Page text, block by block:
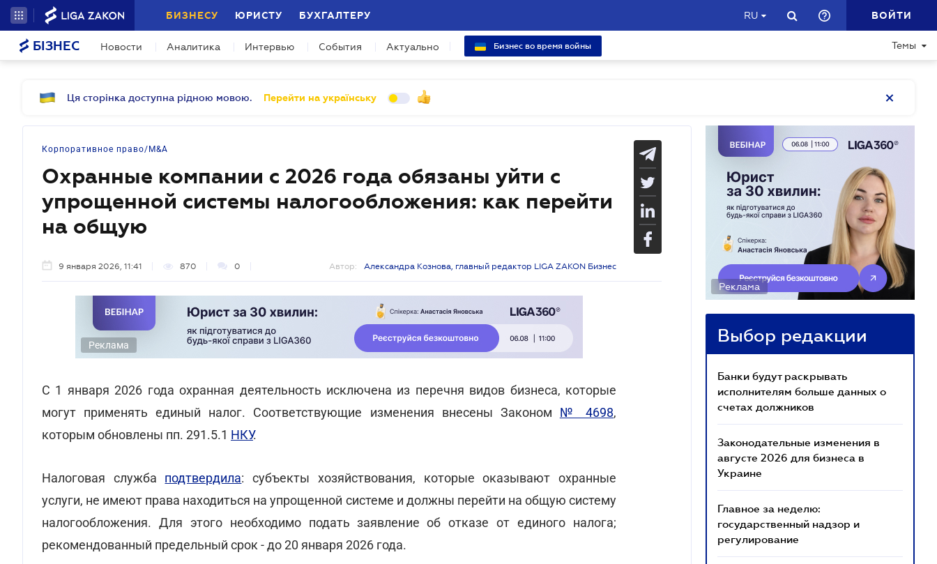
БИЗНЕСУ ЮРИСТУ БУХГАЛТЕРУ RU ВОЙТИ
БІЗНЕС Новости Аналитика Интервью События Актуально Бизнес во время войны Темы
Ця сторінка доступна рідною мовою. Перейти на українську
Корпоративное право/M&A
Охранные компании с 2026 года обязаны уйти с
упрощенной системы налогообложения: как перейти
на общую
9 января 2026, 11:41 870 0 Автор: Александра Кознова, главный редактор LIGA ZAKON Бизнес
Реклама
С 1 января 2026 года охранная деятельность исключена из перечня видов бизнеса, которые
могут применять единый налог. Соответствующие изменения внесены Законом № 4698,
которым обновлены пп. 291.5.1 НКУ.
Налоговая служба подтвердила: субъекты хозяйствования, которые оказывают охранные
услуги, не имеют права находиться на упрощенной системе и должны перейти на общую систему
налогообложения. Для этого необходимо подать заявление об отказе от единого налога;
рекомендованный предельный срок - до 20 января 2026 года.
Реклама
Выбор редакции
Банки будут раскрывать
исполнителям больше данных о
счетах должников
Законодательные изменения в
августе 2026 для бизнеса в
Украине
Главное за неделю:
государственный надзор и
регулирование